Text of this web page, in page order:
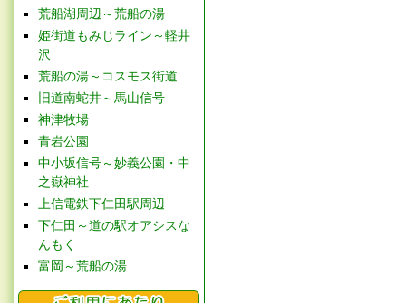
荒船湖周辺～荒船の湯
姫街道もみじライン～軽井
沢
荒船の湯～コスモス街道
旧道南蛇井～馬山信号
神津牧場
青岩公園
中小坂信号～妙義公園・中
之嶽神社
上信電鉄下仁田駅周辺
下仁田～道の駅オアシスな
んもく
富岡～荒船の湯